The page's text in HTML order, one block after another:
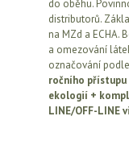
do oběhu.
distributorů.
na MZd a ECHA.
a omezování
označování
ročního
ekologií +
LINE/OFF-LINE